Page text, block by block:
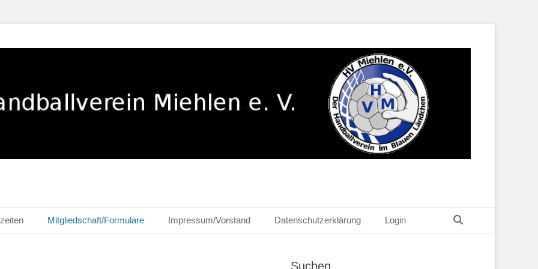
e. V.
Mitgliedschaft/Formulare Impressum/Vorstand Datenschutzerklärung Login
Suchen